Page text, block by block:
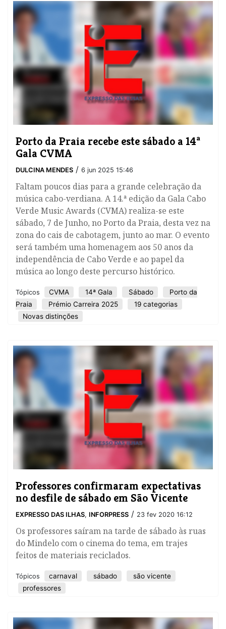
Porto da Praia recebe este sábado a 14ª
Gala CVMA
DULCINA MENDES / 6 jun 2025 15:46
Faltam poucos dias para a grande celebração da
música cabo-verdiana. A 14.ª edição da Gala Cabo
Verde Music Awards (CVMA) realiza-se este
sábado, 7 de Junho, no Porto da Praia, desta vez na
zona do cais de cabotagem, junto ao mar. O evento
será também uma homenagem aos 50 anos da
independência de Cabo Verde e ao papel da
música ao longo deste percurso histórico.
Tópicos CVMA 14ª Gala Sábado
Porto da
Praia
Prémio Carreira 2025
19 categorias
Novas distinções
Professores confirmaram expectativas
no desfile de sábado em São Vicente
EXPRESSO DAS ILHAS, INFORPRESS / 23 fev 2020 16:12
​Os professores saíram na tarde de sábado às ruas
do Mindelo com o cinema do tema, em trajes
feitos de materiais reciclados.
Tópicos carnaval sábado
são vicente
professores